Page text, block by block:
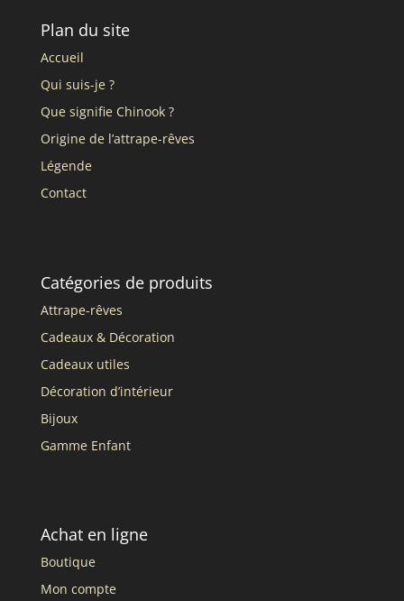
Plan du site
Accueil
Qui suis-je ?
Que signifie Chinook ?
Origine de l’attrape-rêves
Légende
Contact
Catégories de produits
Attrape-rêves
Cadeaux & Décoration
Cadeaux utiles
Décoration d’intérieur
Bijoux
Gamme Enfant
Achat en ligne
Boutique
Mon compte